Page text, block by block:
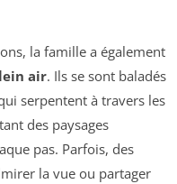
la famille a également
air. Ils se sont baladés
serpentent à travers les
des paysages
pas. Parfois, des
la vue ou partager